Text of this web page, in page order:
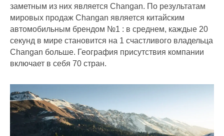
заметным из них является Changan. По результатам
мировых продаж Changan является китайским
автомобильным брендом №1 : в среднем, каждые 20
секунд в мире становится на 1 счастливого владельца
Changan больше. География присутствия компании
включает в себя 70 стран.